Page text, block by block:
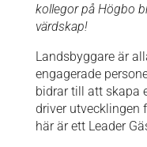
kollegor på Högbo
värdskap!
Landsbyggare är
engagerade
bidrar till att skapa
driver utvecklingen
här är ett Leader